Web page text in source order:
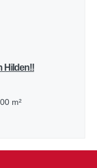
Hilden!!
m²